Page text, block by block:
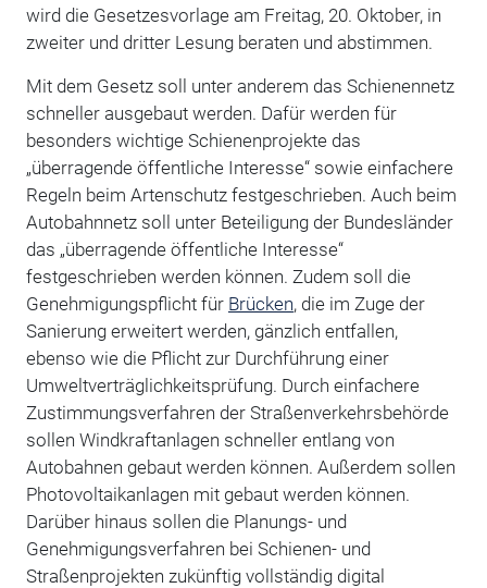
wird die Gesetzesvorlage am Freitag, 20. Oktober, in
zweiter und dritter Lesung beraten und abstimmen.
Mit dem Gesetz soll unter anderem das Schienennetz
schneller ausgebaut werden. Dafür werden für
besonders wichtige Schienenprojekte das
„überragende öffentliche Interesse“ sowie einfachere
Regeln beim Artenschutz festgeschrieben. Auch beim
Autobahnnetz soll unter Beteiligung der Bundesländer
das „überragende öffentliche Interesse“
festgeschrieben werden können. Zudem soll die
Genehmigungspflicht für Brücken, die im Zuge der
Sanierung erweitert werden, gänzlich entfallen,
ebenso wie die Pflicht zur Durchführung einer
Umweltverträglichkeitsprüfung. Durch einfachere
Zustimmungsverfahren der Straßenverkehrsbehörde
sollen Windkraftanlagen schneller entlang von
Autobahnen gebaut werden können. Außerdem sollen
Photovoltaikanlagen mit gebaut werden können.
Darüber hinaus sollen die Planungs- und
Genehmigungsverfahren bei Schienen- und
Straßenprojekten zukünftig vollständig digital